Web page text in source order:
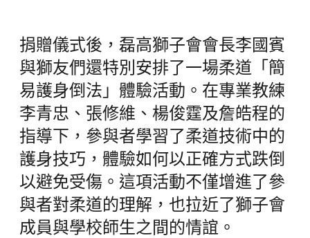
捐贈儀式後，磊高獅子會會長李國賓
與獅友們還特別安排了一場柔道「簡
易護身倒法」體驗活動。在專業教練
李青忠、張修維、楊俊霆及詹皓程的
指導下，參與者學習了柔道技術中的
護身技巧，體驗如何以正確方式跌倒
以避免受傷。這項活動不僅增進了參
與者對柔道的理解，也拉近了獅子會
成員與學校師生之間的情誼。